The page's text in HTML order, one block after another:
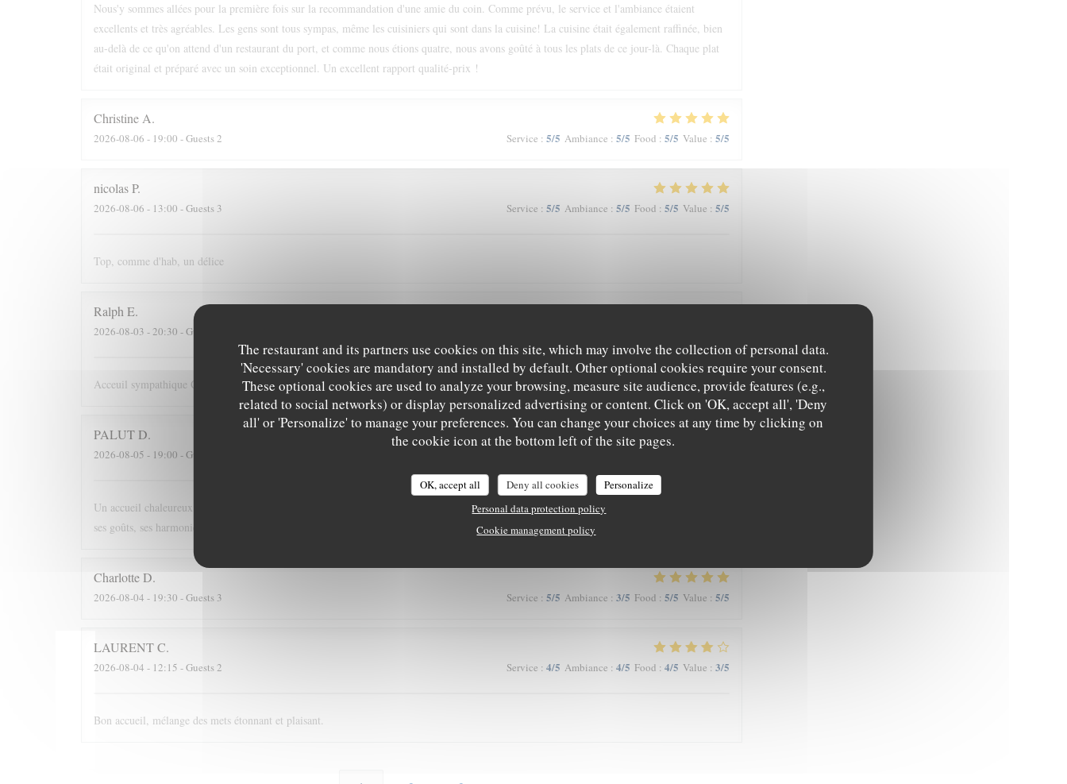
The restaurant and its partners use cookies on this site, which may involve the collection of personal data.
'Necessary' cookies are mandatory and installed by default. Other optional cookies require your consent.
These optional cookies are used to analyze your browsing, measure site audience, provide features (e.g.,
related to social networks) or display personalized advertising or content. Click on 'OK, accept all', 'Deny
all' or 'Personalize' to manage your preferences. You can change your choices at any time by clicking on
the cookie icon at the bottom left of the site pages.
OK, accept all Deny all cookies
Personalize
Personal data protection policy
Cookie management policy
Nous'y sommes allées pour la première fois sur la recommandation d'une amie du coin. Comme prévu, le service et l'ambiance étaient
excellents et très agréables. Les gens sont tous sympas, même les cuisiniers qui sont dans la cuisine! La cuisine était également raffinée, bien
au-delà de ce qu'on attend d'un restaurant du port, et comme nous étions quatre, nous avons goûté à tous les plats de ce jour-là. Chaque plat
était original et préparé avec un soin exceptionnel. Un excellent rapport qualité-prix !
Christine A
2026-08-06 - 19:00 - Guests 2 Service : 5/5 Ambiance : 5/5 Food : 5/5 Value : 5/5
nicolasP
2026-08-06 - 13:00 - Guests 3 Service : 5/5 Ambiance : 5/5 Food : 5/5 Value : 5/5
Top, comme d'hab, un délice
Ralph E
2026-08-03 - 20:30 - Guests 2
Acceuil sympathique Cuisine originale mais délicieuse centré sur les légumes
PALUTD
2026-08-05 - 19:00 - Guests 2
Un accueil chaleureux Une ambiance et un décor simples mais efficaces Un personnel compétent Une assiette originale par sa composition,
ses goûts, ses harmonies. Un voyage.
CharlotteD
2026-08-04 - 19:30 - Guests 3 Service : 5/5 Ambiance : 3/5 Food : 5/5 Value : 5/5
LAURENTC
2026-08-04 - 12:15 - Guests 2 Service : 4/5 Ambiance : 4/5 Food : 4/5 Value : 3/5
Bon accueil, mélange des mets étonnant et plaisant.